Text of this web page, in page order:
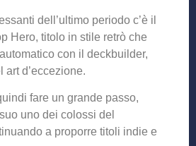
dell’ultimo periodo c’è il
Hero, titolo in stile retrò che
con il deckbuilder,
d’eccezione.
fare un grande passo,
uno dei colossi del
a proporre titoli indie e